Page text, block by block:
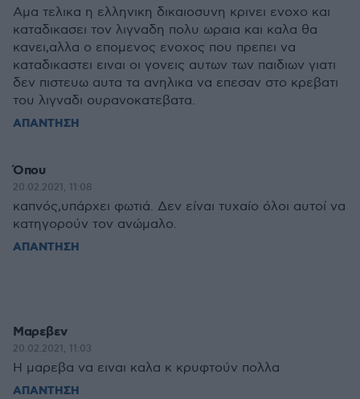
Αμα τελικα η ελληνικη δικαιοσυνη κρινει ενοχο και
καταδικασει τον λιγναδη πολυ ωραια και καλα θα
κανει,αλλα ο επομενος ενοχος που πρεπει να
καταδικαστει ειναι οι γονεις αυτων των παιδιων γιατι
δεν πιστευω αυτα τα ανηλικα να επεσαν στο κρεβατι
του λιγναδι ουρανοκατεβατα.
ΑΠΑΝΤΗΣΗ
Όπου
20.02.2021, 11:08
καπνός,υπάρχει φωτιά. Δεν είναι τυχαίο όλοι αυτοί να
κατηγορούν τον ανώμαλο.
ΑΠΑΝΤΗΣΗ
Μαρεβεν
20.02.2021, 11:03
Η μαρεβα να ειναι καλα κ κρυφτούν πολλα
ΑΠΑΝΤΗΣΗ